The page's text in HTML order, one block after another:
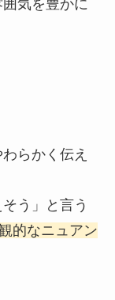
気を豊かに
らかく伝え
う」と言う
的なニュアン